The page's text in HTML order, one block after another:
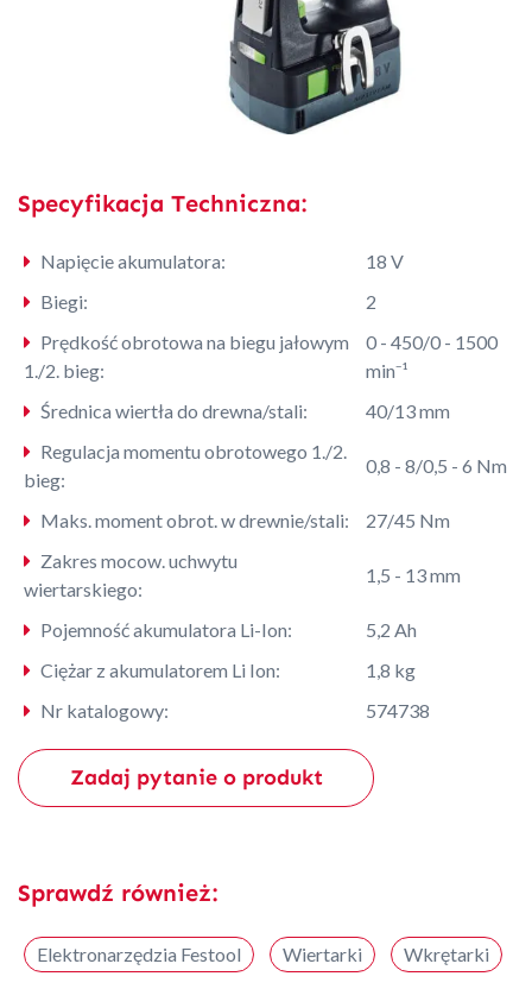
Specyfikacja Techniczna:
Napięcie akumulatora:
18 V
Biegi:
2
Prędkość obrotowa na biegu jałowym
1./2. bieg:
0 - 450/0 - 1500
min⁻¹
Średnica wiertła do drewna/stali:
40/13 mm
Regulacja momentu obrotowego 1./2.
bieg:
0,8 - 8/0,5 - 6 Nm
Maks. moment obrot. w drewnie/stali:
27/45 Nm
Zakres mocow. uchwytu
wiertarskiego:
1,5 - 13 mm
Pojemność akumulatora Li-Ion:
5,2 Ah
Ciężar z akumulatorem Li Ion:
1,8 kg
Nr katalogowy:
574738
Zadaj pytanie o produkt
Sprawdź również:
Elektronarzędzia Festool Wiertarki Wkrętarki